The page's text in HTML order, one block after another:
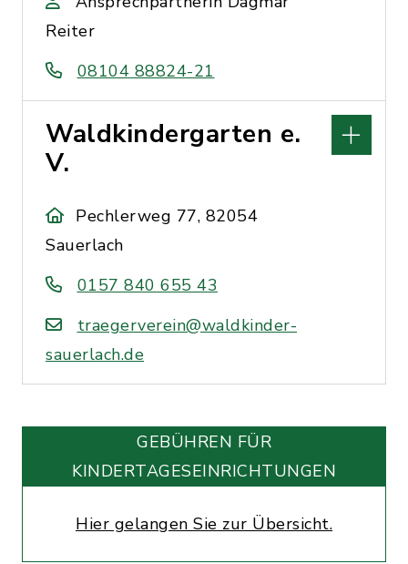
Reiter
08104 88824-21
Waldkindergarten e.
V.
Pechlerweg 77, 82054
Sauerlach
0157 840 655 43
traegerverein@waldkinder-
sauerlach.de
GEBÜHREN FÜR
KINDERTAGESEINRICHTUNGEN
Hier gelangen Sie zur Übersicht.